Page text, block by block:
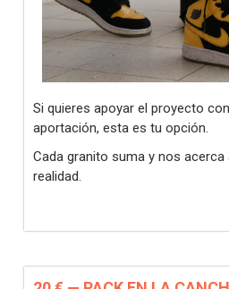
Si quieres apoyar el proyecto
aportación, esta es tu opción.
Cada granito suma y nos acerca
realidad.